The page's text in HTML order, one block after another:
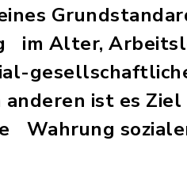
im Alter,
ist es Ziel
Wahrung